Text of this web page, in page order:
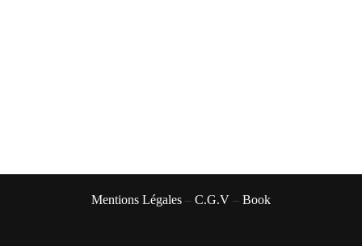
Mentions Légales – C.G.V – Book